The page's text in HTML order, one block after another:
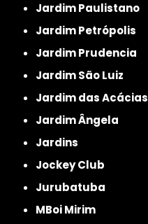
Jardim Paulistano
Jardim Petrópolis
Jardim Prudencia
Jardim São Luiz
Jardim das Acácias
Jardim Ângela
Jardins
Jockey Club
Jurubatuba
MBoi Mirim